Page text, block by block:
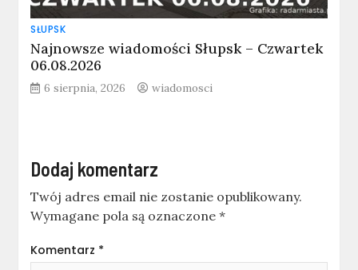
SŁUPSK
Najnowsze wiadomości Słupsk – Czwartek
06.08.2026
6 sierpnia, 2026 wiadomosci
Dodaj komentarz
Twój adres email nie zostanie opublikowany.
Wymagane pola są oznaczone*
Komentarz *